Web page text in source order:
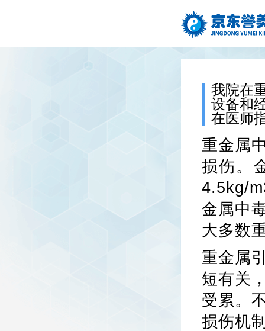
我院在
设备和
在医师
重金属
损伤。
4.5kg/
金属中
大多数
重金属
短有关
受累。
损伤机